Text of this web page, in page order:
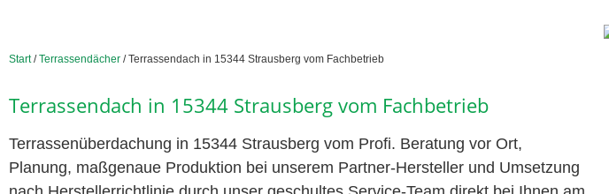
Start/Terrassendächer / Terrassendach in 15344 Strausberg vom Fachbetrieb
Terrassendach in 15344 Strausberg vom Fachbetrieb
Terrassenüberdachung in 15344 Strausberg vom Profi. Beratung vor Ort,
Planung, maßgenaue Produktion bei unserem Partner-Hersteller und Umsetzung